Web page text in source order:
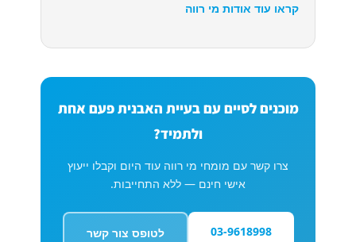
קראו עוד אודות מי רווה
מוכנים לסיים עם בעיית האבנית פעם אחת
ולתמיד?
צרו קשר עם מומחי מי רווה עוד היום וקבלו ייעוץ
אישי חינם — ללא התחייבות.
03-9618998 לטופס צור קשר